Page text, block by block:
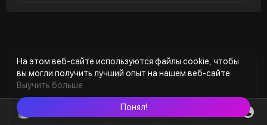
На этом веб-сайте используются файлы cookie, чтобы
вы могли получить лучший опыт на нашем веб-сайте.
Выучить больше
Понял!